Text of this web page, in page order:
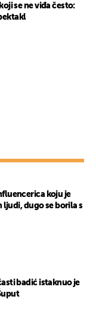
se ne viđa često:
koju je
dugo se borila s
badić istaknuo je